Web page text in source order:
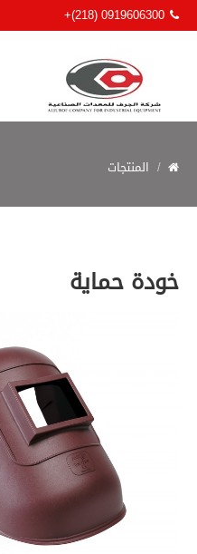
+(218) 0919606300
المنتجات
خودة حماية